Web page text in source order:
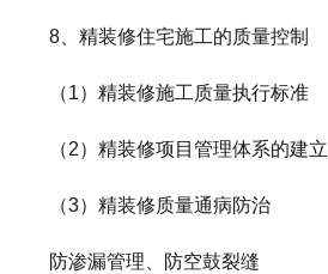
8、精装修住宅施工的质量控制
（1）精装修施工质量执行标准
（2）精装修项目管理体系的建立
（3）精装修质量通病防治
防渗漏管理、防空鼓裂缝